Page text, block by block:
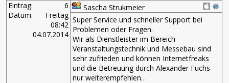
Eintrag:
6
Datum:
Freitag
08:42
04.07.2014
Sascha Strukmeier
Super Service und schneller Support bei
Problemen oder Fragen.
Wir als Dienstleister im Bereich
Veranstaltungstechnik und Messebau sind
sehr zufrieden und können Internetfreaks
und die Betreuung durch Alexander Fuchs
nur weiterempfehlen…